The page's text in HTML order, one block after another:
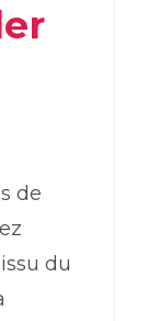
de
du